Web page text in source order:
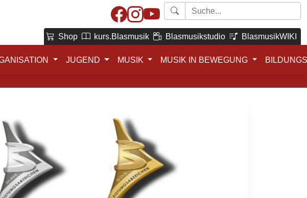
Shop kurs.Blasmusik Blasmusikstudio BlasmusikWIKI
JUGEND MUSIK MUSIK IN BEWEGUNG